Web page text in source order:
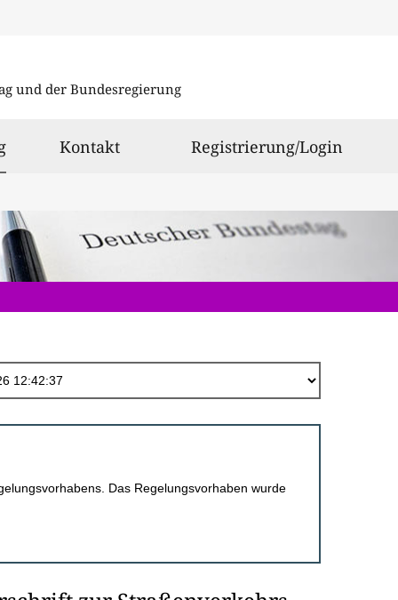
und der Bundesregierung
ausgewählt
Kontakt Registrierung/Login
Das Regelungsvorhaben wurde